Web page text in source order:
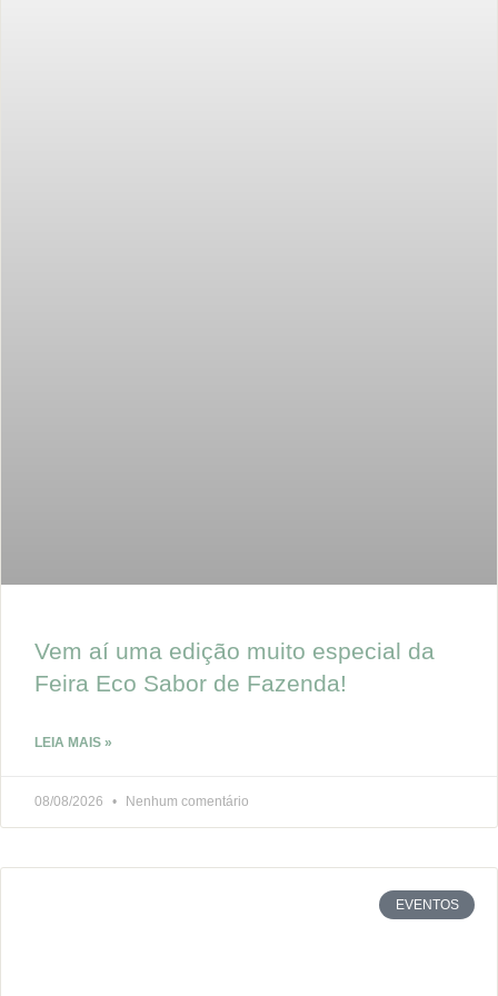
Vem aí uma edição muito especial da
Feira Eco Sabor de Fazenda!
LEIA MAIS »
08/08/2026 Nenhum comentário
EVENTOS